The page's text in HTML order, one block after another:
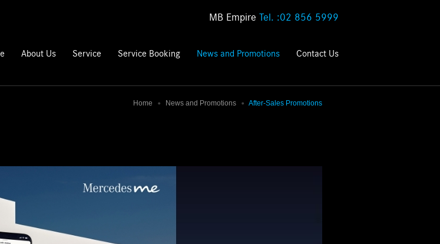
MB Empire Tel. :02 856 5999
About Us Service Service Booking News and Promotions Contact Us
Home News and Promotions After-Sales Promotions